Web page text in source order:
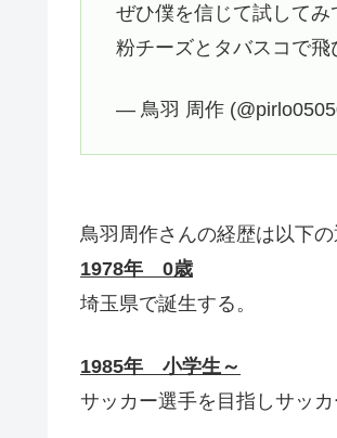
ぜひ僕を信じて試してみ
粉チーズとタバスコで飛
— 鳥羽 周作
鳥羽周作さんの経歴は以下の
1978年 0歳
埼玉県で誕生する。
1985年 小学生～
サッカー選手を目指しサッ